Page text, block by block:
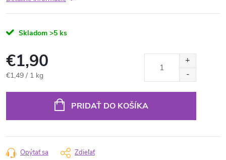
Skladom >5 ks
€1,90
Jednotková
€1,49 / 1 kg
PRIDAŤ DO KOŠÍKA
Opýtať sa Zdieľať